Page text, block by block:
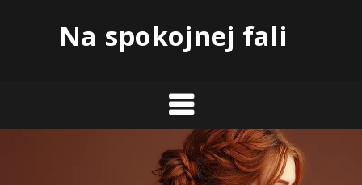
Na spokojnej fali